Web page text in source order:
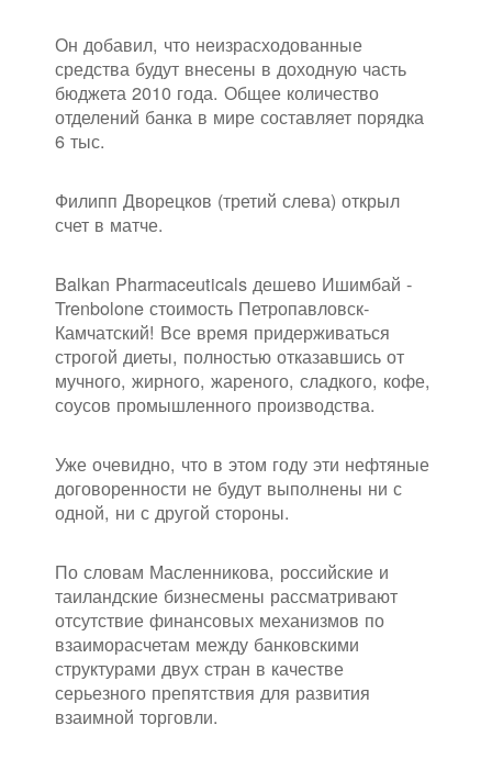
Он добавил, что неизрасходованные
средства будут внесены в доходную часть
бюджета 2010 года. Общее количество
отделений банка в мире составляет порядка
6 тыс.
Филипп Дворецков (третий слева) открыл
счет в матче.
Balkan Pharmaceuticals дешево Ишимбай -
Trenbolone стоимость Петропавловск-
Камчатский! Все время придерживаться
строгой диеты, полностью отказавшись от
мучного, жирного, жареного, сладкого, кофе,
соусов промышленного производства.
Уже очевидно, что в этом году эти нефтяные
договоренности не будут выполнены ни с
одной, ни с другой стороны.
По словам Масленникова, российские и
таиландские бизнесмены рассматривают
отсутствие финансовых механизмов по
взаиморасчетам между банковскими
структурами двух стран в качестве
серьезного препятствия для развития
взаимной торговли.